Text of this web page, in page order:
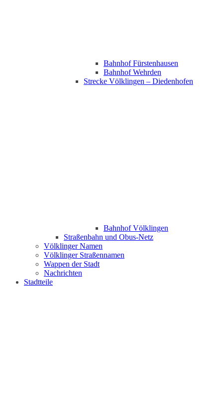
Bahnhof Fürstenhausen
Bahnhof Wehrden
Strecke Völklingen – Diedenhofen
Bahnhof Völklingen
Straßenbahn und Obus-Netz
Völklinger Namen
Völklinger Straßennamen
Wappen der Stadt
Nachrichten
Stadtteile